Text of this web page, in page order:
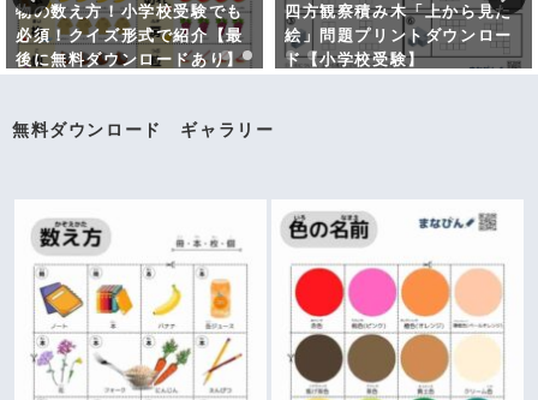
物の数え方！小学校受験でも
必須！クイズ形式で紹介【最
後に無料ダウンロードあり】
四方観察積み木「上から見た
絵」問題プリントダウンロー
ド【小学校受験】
無料ダウンロード ギャラリー